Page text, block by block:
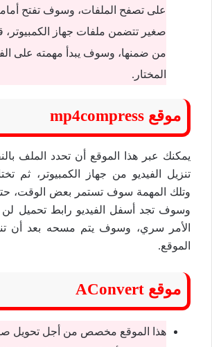
على تصفح الملفات، وسوف تفتح
صغير تتضمن ملفات جهاز الكمبيوتر،
من ضمنها، وسوف يبدأ مهمته على
المختار.
موقع mp4compress
يمكنك عبر هذا الموقع أن تحدد الملف
تنزيل الفيديو من جهاز الكمبيوتر، ثم
وتلك المهمة سوف تستمر بعض الوقت،
وسوف تجد أسفل الفيديو رابط تحميل لن
الأمر سري، وسوف يتم مسحه بعد أن
الموقع.
موقع AConvert
هذا الموقع مخصص من أجل تحويل